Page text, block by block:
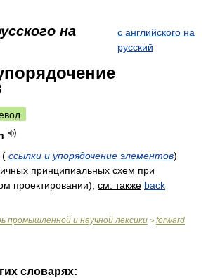
на
с английского на
русский
( ссылки и упорядочение элементов)
принципиальных схем при
проектировании); см. также back
промышленной и научной лексики > forward
словарях: